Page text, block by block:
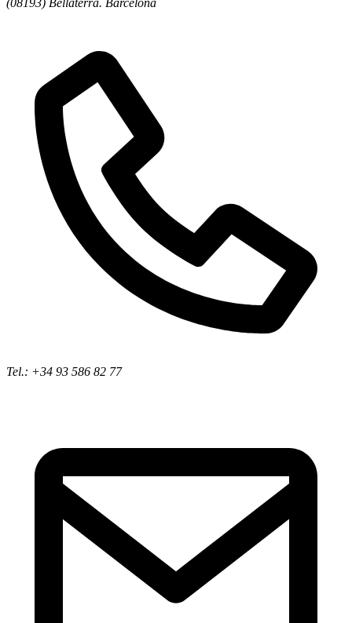
(08193) Bellaterra. Barcelona
Tel.: +34 93 586 82 77